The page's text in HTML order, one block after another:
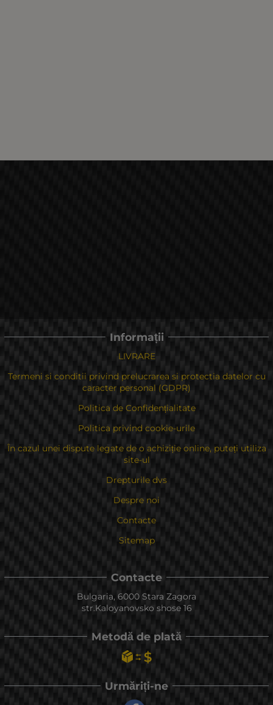
Informații
LIVRARE
Termeni si conditii privind prelucrarea si protectia datelor cu
caracter personal (GDPR)
Politica de Confidențialitate
Politica privind cookie-urile
În cazul unei dispute legate de o achiziție online, puteți utiliza
site-ul
Drepturile dvs
Despre noi
Contacte
Sitemap
Contacte
Bulgaria, 6000 Stara Zagora
str.Kaloyanovsko shose 16
Metodă de plată
Urmăriți-ne